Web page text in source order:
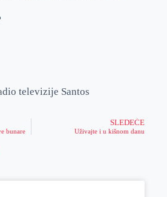
televizije Santos
bunare
SLEDEĆE
Uživajte i u kišnom danu